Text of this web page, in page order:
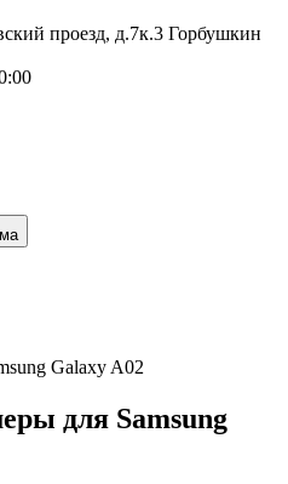
проезд, д.7к.3 Горбушкин
Galaxy A02
для Samsung